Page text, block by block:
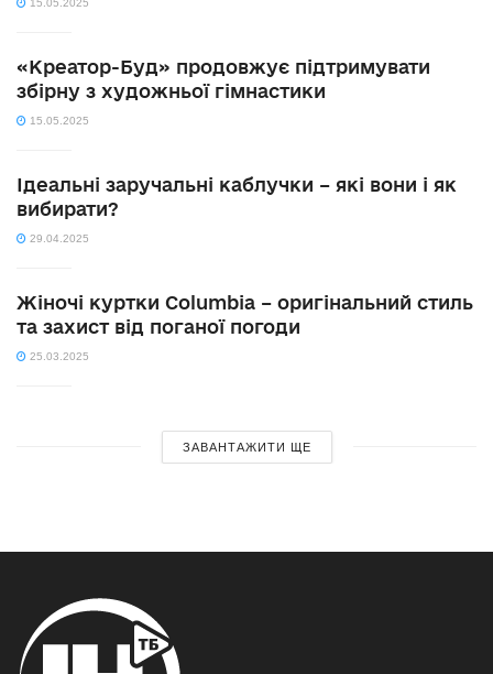
«Креатор-Буд» продовжує підтримувати
збірну з художньої гімнастики
15.05.2025
Ідеальні заручальні каблучки – які вони і як
вибирати?
29.04.2025
Жіночі куртки Columbia – оригінальний стиль
та захист від поганої погоди
25.03.2025
ЗАВАНТАЖИТИ ЩЕ